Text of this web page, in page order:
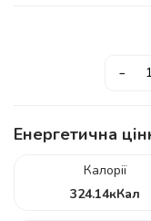
-
Енергетична
Калорії
324.14кКал